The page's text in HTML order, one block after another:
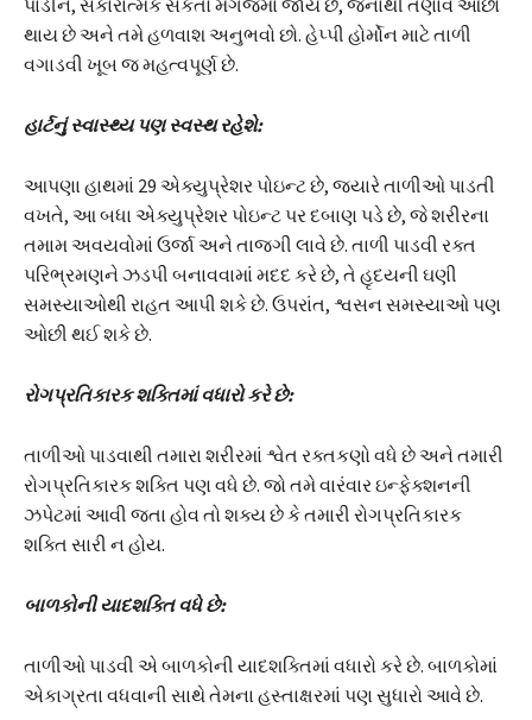
પાડીને, સકારાત્મક સંકેતો મગજમાં જાય છે, જેનાથી તણાવ ઓછો
થાય છે અને તમે હળવાશ અનુભવો છો. હેપ્પી હોર્મોન માટે તાળી
વગાડવી ખૂબ જ મહત્વપૂર્ણ છે.
હાર્ટનું સ્વાસ્થ્ય પણ સ્વસ્થ રહેશે:
આપણા હાથમાં 29 એક્યુપ્રેશર પોઇન્ટ છે, જ્યારે તાળીઓ પાડતી
વખતે, આ બધા એક્યુપ્રેશર પોઇન્ટ પર દબાણ પડે છે, જે શરીરના
તમામ અવયવોમાં ઉર્જા અને તાજગી લાવે છે. તાળી પાડવી રક્ત
પરિભ્રમણને ઝડપી બનાવવામાં મદદ કરે છે, તે હૃદયની ઘણી
સમસ્યાઓથી રાહત આપી શકે છે. ઉપરાંત, શ્વસન સમસ્યાઓ પણ
ઓછી થઈ શકે છે.
રોગપ્રતિકારક શક્તિમાં વધારો કરે છે:
તાળીઓ પાડવાથી તમારા શરીરમાં શ્વેત રક્તકણો વધે છે અને તમારી
રોગપ્રતિકારક શક્તિ પણ વધે છે. જો તમે વારંવાર ઇન્ફેક્શનની
ઝપેટમાં આવી જતા હોવ તો શક્ય છે કે તમારી રોગપ્રતિકારક
શક્તિ સારી ન હોય.
બાળકોની યાદશક્તિ વધે છે:
તાળીઓ પાડવી એ બાળકોની યાદશક્તિમાં વધારો કરે છે. બાળકોમાં
એકાગ્રતા વધવાની સાથે તેમના હસ્તાક્ષરમાં પણ સુધારો આવે છે.